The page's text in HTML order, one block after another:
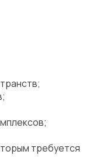
требуется